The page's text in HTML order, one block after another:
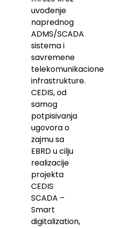
uvođenje
naprednog
ADMS/SCADA
sistema i
savremene
telekomunikacione
infrastrukture.
CEDIS, od
samog
potpisivanja
ugovora o
zajmu sa
EBRD u cilju
realizacije
projekta
CEDIS
SCADA –
Smart
digitalization,